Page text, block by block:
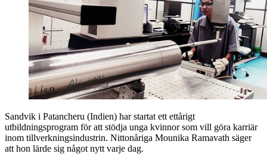
Sandvik i Patancheru (Indien) har startat ett ettårigt
utbildningsprogram för att stödja unga kvinnor som vill göra karriär
inom tillverkningsindustrin. Nittonåriga Mounika Ramavath säger
att hon lärde sig något nytt varje dag.